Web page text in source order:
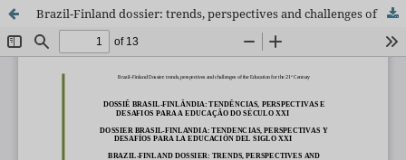
Brazil-Finland dossier: trends, perspectives and challenges of the education for the 21st century